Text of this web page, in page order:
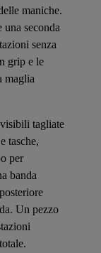
maniche.
una seconda
senza
grip e le
maglia
tagliate
tasche,
per
banda
Un pezzo